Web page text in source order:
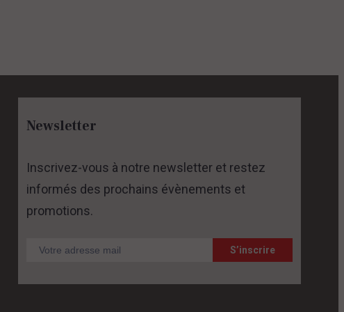
Newsletter
Inscrivez-vous à notre newsletter et restez
informés des prochains évènements et
promotions.